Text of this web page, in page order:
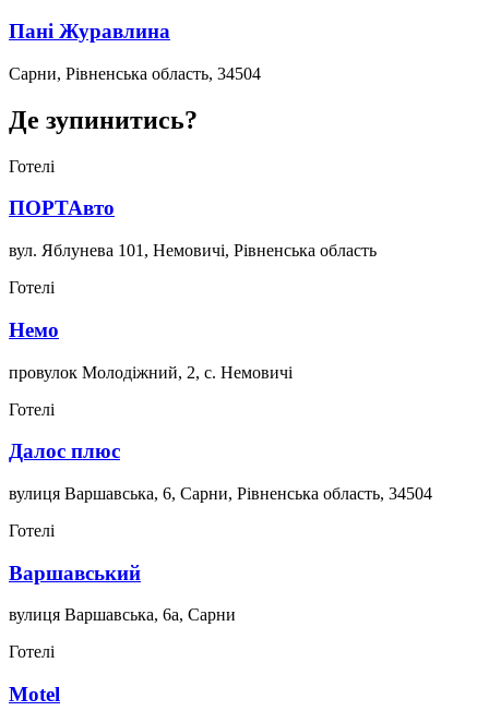
Пані Журавлина
Сарни, Рівненська область, 34504
Де зупинитись?
Готелі
ПОРТАвто
вул. Яблунева 101, Немовичі, Рівненська область
Готелі
Немо
провулок Молодіжний, 2, с. Немовичі
Готелі
Далос плюс
вулиця Варшавська, 6, Сарни, Рівненська область, 34504
Готелі
Варшавський
вулиця Варшавська, 6а, Сарни
Готелі
Motel